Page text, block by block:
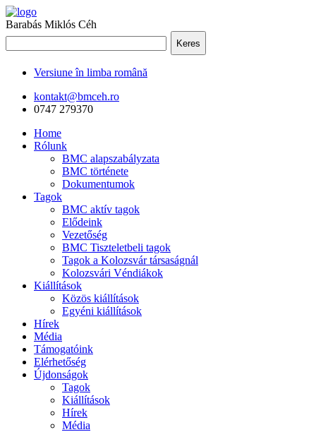
Barabás Miklós Céh
Keres
Versiune în limba română
kontakt@bmceh.ro
0747 279370
Home
Rólunk
BMC alapszabályzata
BMC története
Dokumentumok
Tagok
BMC aktív tagok
Elődeink
Vezetőség
BMC Tiszteletbeli tagok
Tagok a Kolozsvár társaságnál
Kolozsvári Véndiákok
Kiállítások
Közös kiállítások
Egyéni kiállítások
Hírek
Média
Támogatóink
Elérhetőség
Újdonságok
Tagok
Kiállítások
Hírek
Média